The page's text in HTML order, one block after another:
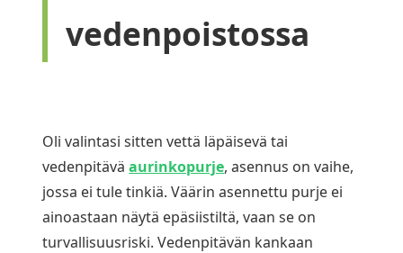
vedenpoistossa
Oli valintasi sitten vettä läpäisevä tai
vedenpitäväaurinkopurje, asennus on vaihe,
jossa ei tule tinkiä. Väärin asennettu purje ei
ainoastaan näytä epäsiistiltä, vaan se on
turvallisuusriski. Vedenpitävän kankaan